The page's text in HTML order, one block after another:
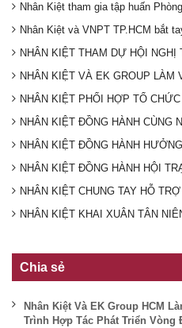
Chia sẻ
Nhân Kiệt Và EK Group HCM
Trình Hợp Tác Phát Triển